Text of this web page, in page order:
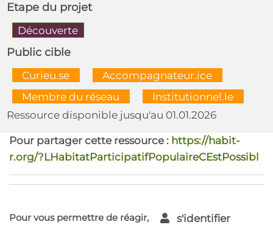
Etape du projet
Découverte
Public cible
  Curieu.se
  Accompagnateur.ice
  Membre du réseau
  Institutionnel.le
Ressource disponible jusqu'au 01.01.2026
Pour partager cette ressource : https://habit-
r.org/?LHabitatParticipatifPopulaireCEstPossibl
Pour vous permettre de réagir, s'identifier